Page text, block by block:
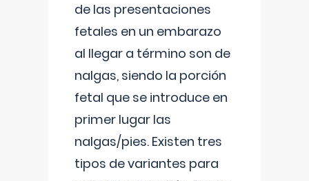
de las presentaciones
fetales en un embarazo
al llegar a término son de
nalgas, siendo la porción
fetal que se introduce en
primer lugar las
nalgas/pies. Existen tres
tipos de variantes para